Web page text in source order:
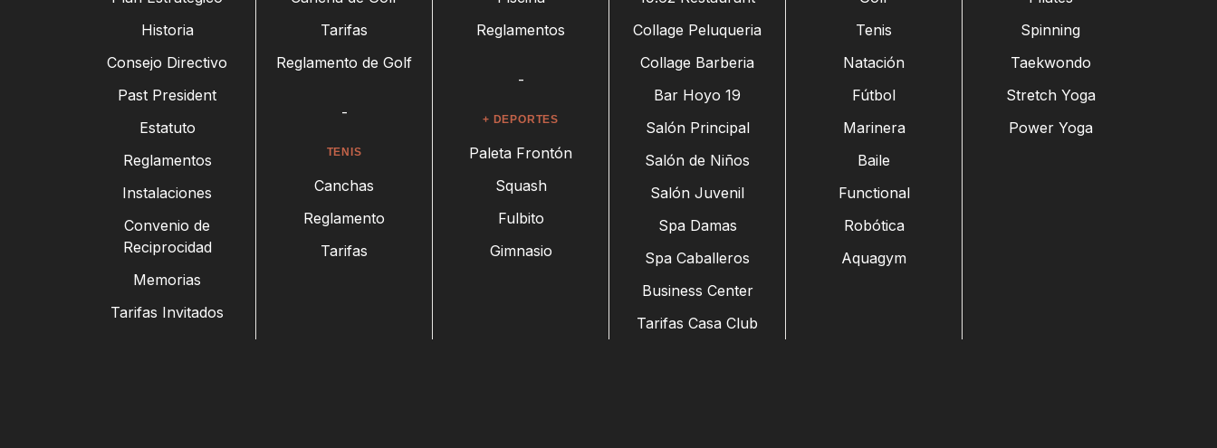
Historia
Consejo Directivo
Past President
Estatuto
Reglamentos
Instalaciones
Convenio de
Reciprocidad
Memorias
Tarifas Invitados
Tarifas
Reglamento de Golf
-
TENIS
Canchas
Reglamento
Tarifas
Reglamentos
-
+ DEPORTES
Paleta Frontón
Squash
Fulbito
Gimnasio
Collage Peluqueria
Collage Barberia
Bar Hoyo 19
Salón Principal
Salón de Niños
Salón Juvenil
Spa Damas
Spa Caballeros
Business Center
Tarifas Casa Club
Tenis
Natación
Fútbol
Marinera
Baile
Functional
Robótica
Aquagym
Spinning
Taekwondo
Stretch Yoga
Power Yoga